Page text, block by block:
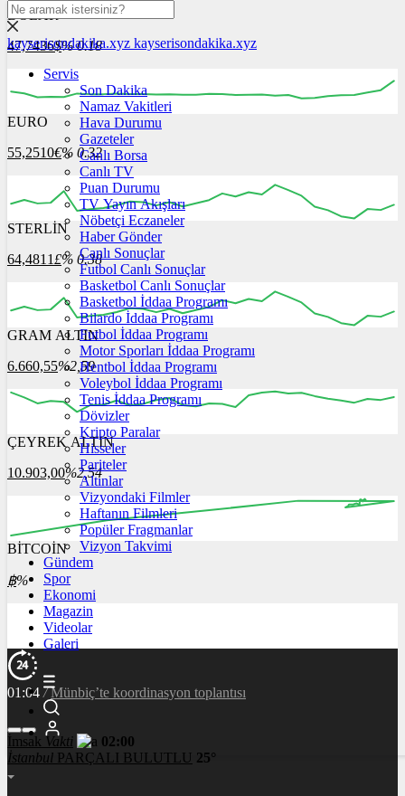
DOLAR
47,7436$% 0.18
16:00 17:00 18:00
EURO
55,2510€% 0.32
16:00 17:00 18:00
STERLİN
64,4811£% 0.38
16:00 17:00 18:00
GRAM ALTIN
6.660,55%2,59
16:00 17:00
ÇEYREK ALTIN
10.903,00%2,54
00:00 00:00
BİTCOİN
฿%
kayserisondakika.xyz kayserisondakika.xyz
Servis
Son Dakika
Namaz Vakitleri
Hava Durumu
Gazeteler
Canlı Borsa
Canlı TV
Puan Durumu
TV Yayın Akışları
Nöbetçi Eczaneler
Haber Gönder
Canlı Sonuçlar
Futbol Canlı Sonuçlar
Basketbol Canlı Sonuçlar
Basketbol İddaa Programı
Bilardo İddaa Programı
Futbol İddaa Programı
Motor Sporları İddaa Programı
Hentbol İddaa Programı
Voleybol İddaa Programı
Tenis İddaa Programı
Dövizler
Kripto Paralar
Hisseler
Pariteler
Altınlar
Vizyondaki Filmler
Haftanın Filmleri
Popüler Fragmanlar
Vizyon Takvimi
Gündem
Spor
Ekonomi
Magazin
Videolar
Galeri
01:04 / Hamas lideri Heniyye Türkiye’yi de kapsayan yurt dışı
turuna çıkıyor
İmsak Vakti
02:00
İstanbul PARÇALI BULUTLU 25°